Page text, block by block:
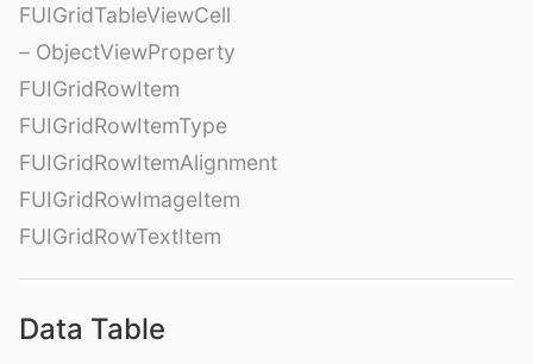
FUIGridTableViewCell
– ObjectViewProperty
FUIGridRowItem
FUIGridRowItemType
FUIGridRowItemAlignment
FUIGridRowImageItem
FUIGridRowTextItem
Data Table